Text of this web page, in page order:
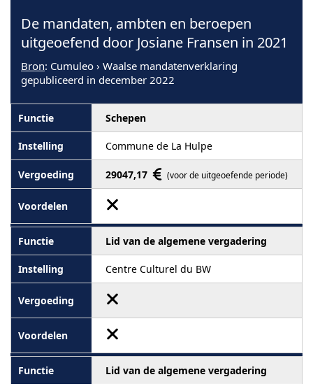
De mandaten, ambten en beroepen
uitgeoefend door Josiane Fransen in 2021
Bron: Cumuleo › Waalse mandatenverklaring
gepubliceerd in december 2022
Schepen
Commune de La Hulpe
29047,17 (voor de uitgeoefende periode)
Lid van de algemene vergadering
Centre Culturel du BW
Lid van de algemene vergadering